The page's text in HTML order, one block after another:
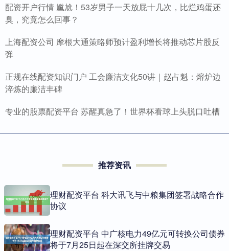
配资开户行情 尴尬！53岁男子一天放屁十几次，比烂鸡蛋还
臭，究竟怎么回事？
上海配资公司 摩根大通策略师预计盈利增长将推动芯片股反
弹
正规在线配资知识门户 工会廉洁文化50讲｜赵占魁：熔炉边
淬炼的廉洁丰碑
专业的股票配资平台 苏醒真急了！世界杯看球上头脱口吐槽
推荐资讯
理财配资平台 科大讯飞与中粮集团签署战略合作
协议
理财配资平台 中广核电力49亿元可转换公司债券
将于7月25日起在深交所挂牌交易